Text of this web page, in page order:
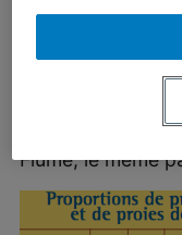
Obtient-on des
Fiume, le même